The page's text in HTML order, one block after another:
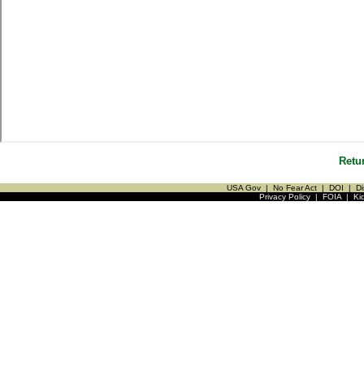
USA Gov | No Fear Act | DOI |
Privacy Policy| FOIA|